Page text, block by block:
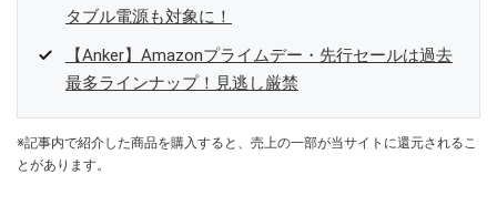
タブル電源も対象に！
【Anker】Amazonプライムデー・先行セールは過去
最多ラインナップ！見逃し厳禁
※記事内で紹介した商品を購入すると、売上の一部が当サイトに還元されるこ
とがあります。